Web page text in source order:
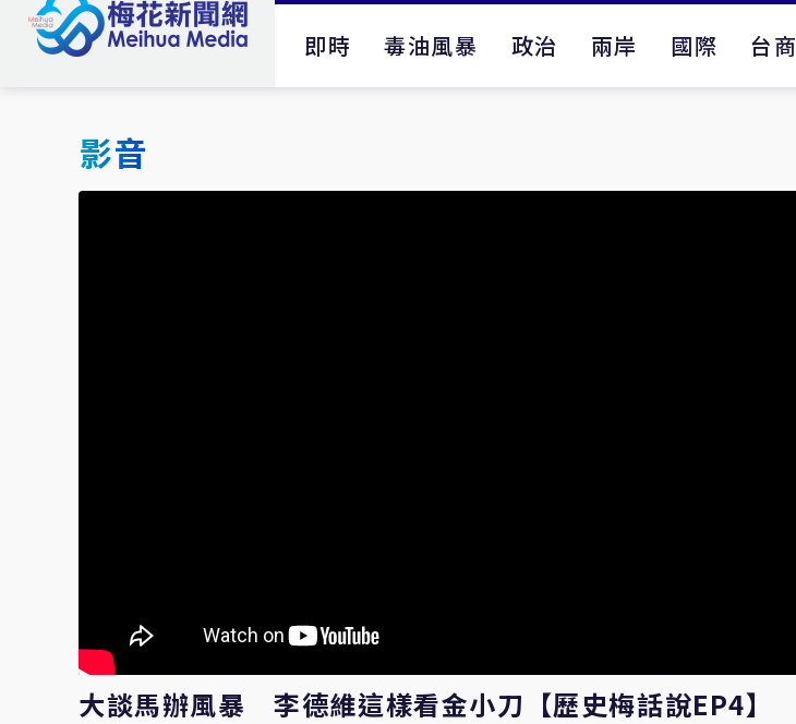
即時 毒油風暴 政治 兩岸 國際 台商
影音
大談馬辦風暴 李德維這樣看金小刀【歷史梅話說EP4】